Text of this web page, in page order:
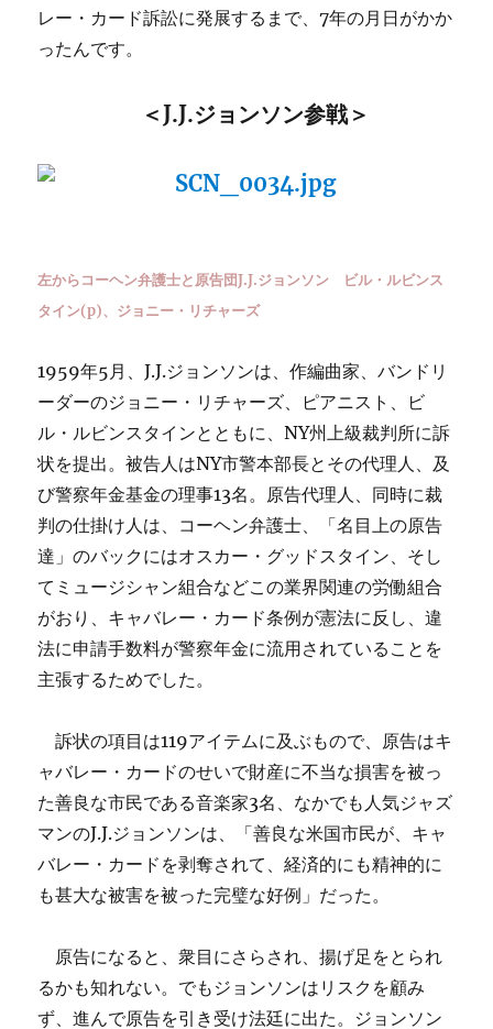
レー・カード訴訟に発展するまで、7年の月日がかか
ったんです。
＜J.J.ジョンソン参戦＞
左からコーヘン弁護士と原告団J.J.ジョンソン ビル・ルビンス
タイン(p)、ジョニー・リチャーズ
1959年5月、J.J.ジョンソンは、作編曲家、バンドリ
ーダーのジョニー・リチャーズ、ピアニスト、ビ
ル・ルビンスタインとともに、NY州上級裁判所に訴
状を提出。被告人はNY市警本部長とその代理人、及
び警察年金基金の理事13名。原告代理人、同時に裁
判の仕掛け人は、コーヘン弁護士、「名目上の原告
達」のバックにはオスカー・グッドスタイン、そし
てミュージシャン組合などこの業界関連の労働組合
がおり、キャバレー・カード条例が憲法に反し、違
法に申請手数料が警察年金に流用されていることを
主張するためでした。
訴状の項目は119アイテムに及ぶもので、原告はキ
ャバレー・カードのせいで財産に不当な損害を被っ
た善良な市民である音楽家3名、なかでも人気ジャズ
マンのJ.J.ジョンソンは、「善良な米国市民が、キャ
バレー・カードを剥奪されて、経済的にも精神的に
も甚大な被害を被った完璧な好例」だった。
原告になると、衆目にさらされ、揚げ足をとられ
るかも知れない。でもジョンソンはリスクを顧み
ず、進んで原告を引き受け法廷に出た。ジョンソン